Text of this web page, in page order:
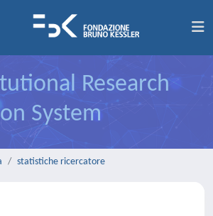
Research
System
statistiche ricercatore